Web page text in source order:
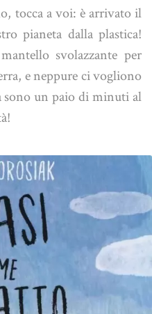
tocca a voi: è arrivato il
pianeta dalla plastica!
svolazzante per
e neppure ci vogliono
sono un paio di minuti al